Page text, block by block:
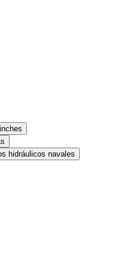
Desarrollo y ejecución de proyectos hidráulicos navales